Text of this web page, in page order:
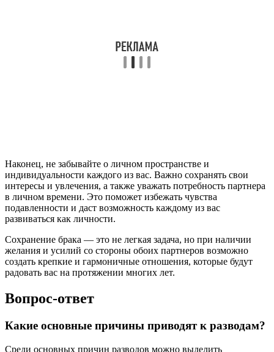
Наконец, не забывайте о личном пространстве и
индивидуальности каждого из вас. Важно сохранять свои
интересы и увлечения, а также уважать потребность партнера
в личном времени. Это поможет избежать чувства
подавленности и даст возможность каждому из вас
развиваться как личности.
Сохранение брака — это не легкая задача, но при наличии
желания и усилий со стороны обоих партнеров возможно
создать крепкие и гармоничные отношения, которые будут
радовать вас на протяжении многих лет.
Вопрос-ответ
Какие основные причины приводят к разводам?
Среди основных причин разводов можно выделить